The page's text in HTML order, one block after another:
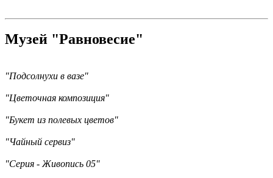
Музей "Равновесие"
"Подсолнухи в вазе"
"Цветочная композиция"
"Букет из полевых цветов"
"Чайный сервиз"
"Серия - Живопись 05"